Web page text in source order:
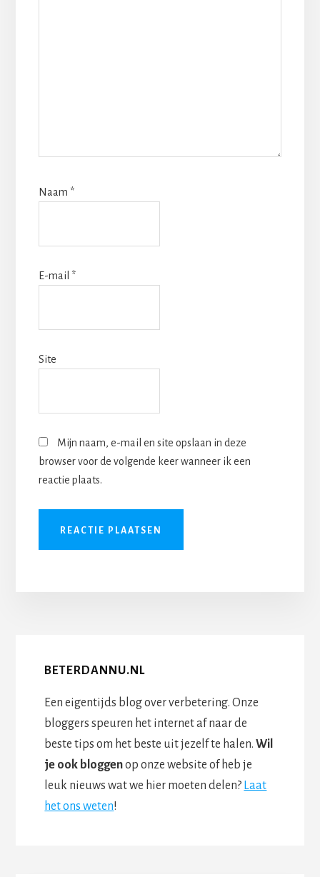
Naam *
E-mail *
Site
Mijn naam, e-mail en site opslaan in deze
browser voor de volgende keer wanneer ik een
reactie plaats.
BETERDANNU.NL
Een eigentijds blog over verbetering. Onze
bloggers speuren het internet af naar de
beste tips om het beste uit jezelf te halen.Wil
je ook bloggenop onze website of heb je
leuk nieuws wat we hier moeten delen? Laat
het ons weten!